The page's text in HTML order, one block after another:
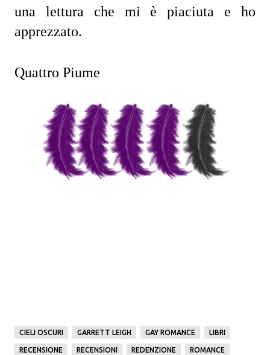
una lettura che mi è piaciuta e ho
apprezzato.
Quattro Piume
CIELI OSCURI GARRETT LEIGH GAY ROMANCE LIBRI
RECENSIONE RECENSIONI REDENZIONE ROMANCE